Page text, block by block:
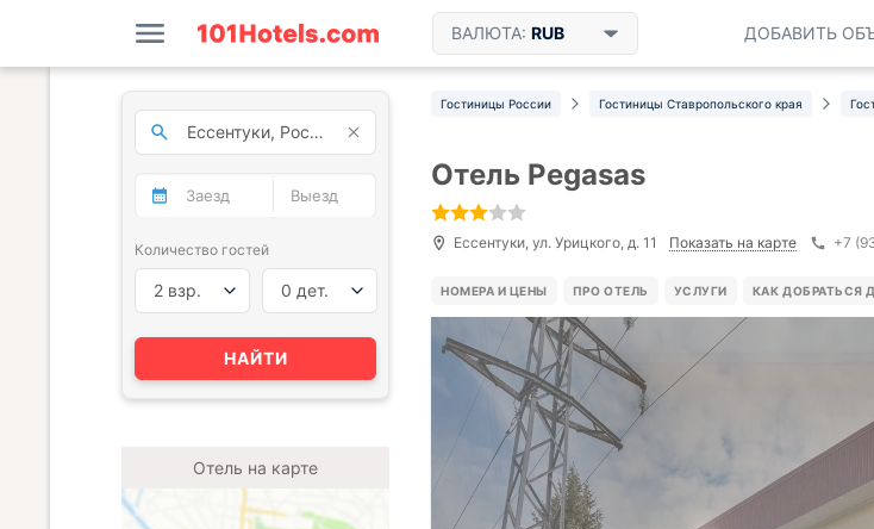
ВАЛЮТА: RUB ДОБАВИТЬ
Гостиницы России Гостиницы Ставропольского края
Отель Pegasas
Ессентуки, ул. Урицкого, д. 11 Показать на карте +7
НОМЕРА И ЦЕНЫ ПРО ОТЕЛЬ УСЛУГИ КАК ДОБРАТЬСЯ
Количество гостей
2 взр. 0 дет.
НАЙТИ
Отель на карте